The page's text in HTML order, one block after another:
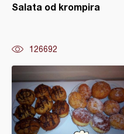
Salata od krompira
126692